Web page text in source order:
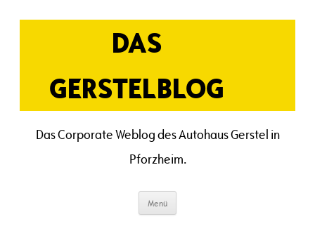
Inhalt
DAS
GERSTELBLOG
Das Corporate Weblog des Autohaus Gerstel in
Pforzheim.
Menü